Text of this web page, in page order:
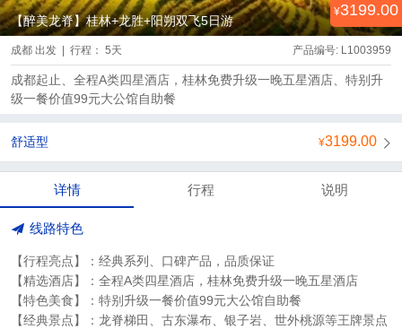
【醉美龙脊】桂林+龙胜+阳朔双飞5日游
3199.00
产品编号: L1003959
成都 出发 | 行程： 5天
成都起止、全程A类四星酒店，桂林免费升级一晚五星酒店、特别升
级一餐价值99元大公馆自助餐
3199.00
舒适型
详情 行程 说明
线路特色
【行程亮点】：经典系列、口碑产品，品质保证
【精选酒店】：全程A类四星酒店，桂林免费升级一晚五星酒店
【特色美食】：特别升级一餐价值99元大公馆自助餐
【经典景点】：龙脊梯田、古东瀑布、银子岩、世外桃源等王牌景点